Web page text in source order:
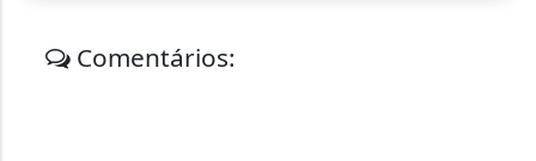
Comentários: